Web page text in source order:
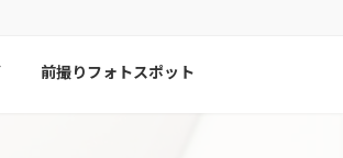
前撮りフォトスポット